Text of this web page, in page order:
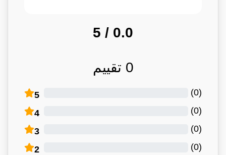
0.0
/ 5
0 تقييم
5 (
0
)
4 (
0
)
3 (
0
)
2 (
0
)